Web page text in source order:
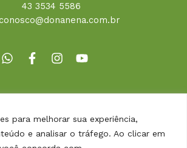
para melhorar sua experiência,
e analisar o tráfego. Ao clicar em
43 3534 5586